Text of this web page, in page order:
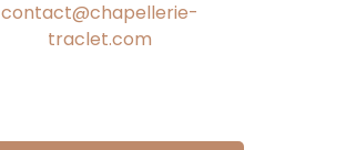
contact@chapellerie-
traclet.com